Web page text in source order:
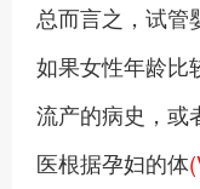
总而言之，试管
如果女性年龄比
流产的病史，或
医根据孕妇的体